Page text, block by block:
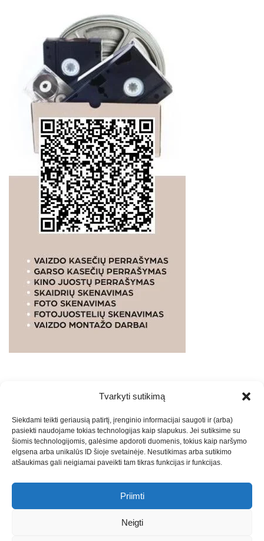
Tvarkyti sutikimą
Siekdami teikti geriausią patirtį, įrenginio informacijai saugoti ir (arba)
pasiekti naudojame tokias technologijas kaip slapukus. Jei sutiksime su
šiomis technologijomis, galėsime apdoroti duomenis, tokius kaip naršymo
elgsena arba unikalūs ID šioje svetainėje. Nesutikimas arba sutikimo
atšaukimas gali neigiamai paveikti tam tikras funkcijas ir funkcijas.
Priimti
Neigti
PASLAUGOS. SEO tekstų rašymas, turinio kūrimas,
straipsnių rašymas ir talpinimas į mūsų valdomas
svetaines.2026Armijai.LTTheme: Express News ByAdore
Themes.
Marketingo agentūra -Teisinės
-Saulius Narbutas